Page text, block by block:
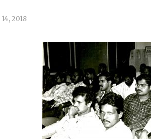
2018